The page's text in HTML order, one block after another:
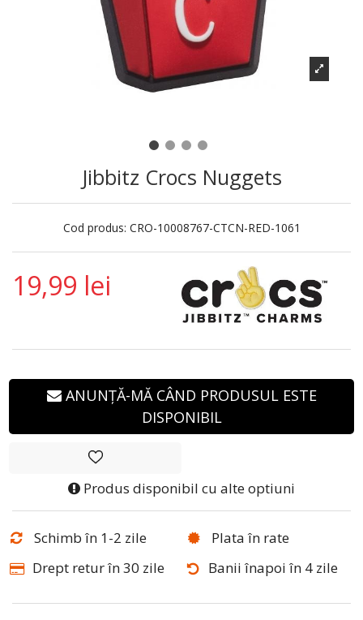
Jibbitz Crocs Nuggets
Cod produs: CRO-10008767-CTCN-RED-1061
19,99 lei
ANUNȚĂ-MĂ CÂND PRODUSUL ESTE
DISPONIBIL
Produs disponibil cu alte optiuni
Schimb în 1-2 zile
Plata în rate
Drept retur în 30 zile
Banii înapoi în 4 zile